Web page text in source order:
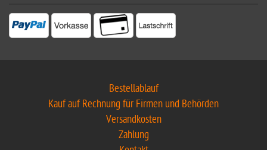
Bestellablauf
Kauf auf Rechnung für Firmen und Behörden
Versandkosten
Zahlung